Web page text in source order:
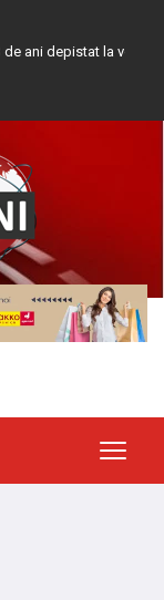
la volanul unui